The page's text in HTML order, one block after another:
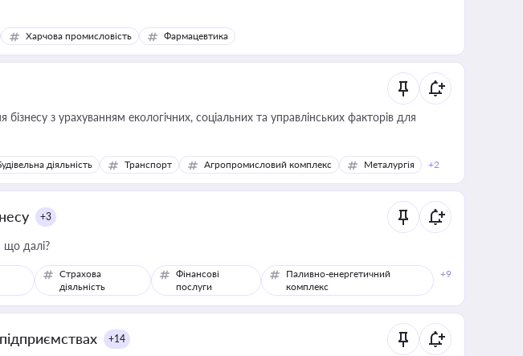
Харчова промисловість Фармацевтика
бізнесу з урахуванням екологічних, соціальних та управлінських факторів для
діяльність Транспорт Агропромисловий комплекс Металургія +2
+3
що далі?
Страхова
діяльність
Фінансові
послуги
Паливно-енергетичний
комплекс
+9
+14